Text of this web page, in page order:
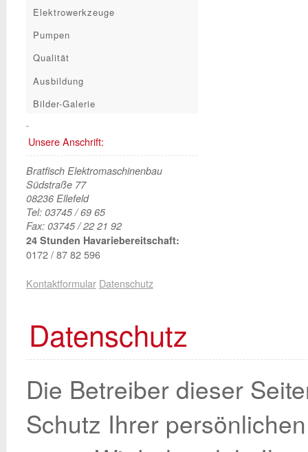
Elektrowerkzeuge
Pumpen
Qualität
Ausbildung
Bilder-Galerie
Unsere Anschrift:
Bratfisch Elektromaschinenbau
Südstraße 77
08236 Ellefeld
Tel: 03745 / 69 65
Fax: 03745 / 22 21 92
24 Stunden Havariebereitschaft:
0172 / 87 82 596
Kontaktformular Datenschutz
Datenschutz
Die Betreiber dieser
Schutz Ihrer